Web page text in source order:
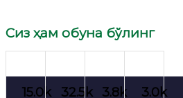
Сиз ҳам обуна бўлинг